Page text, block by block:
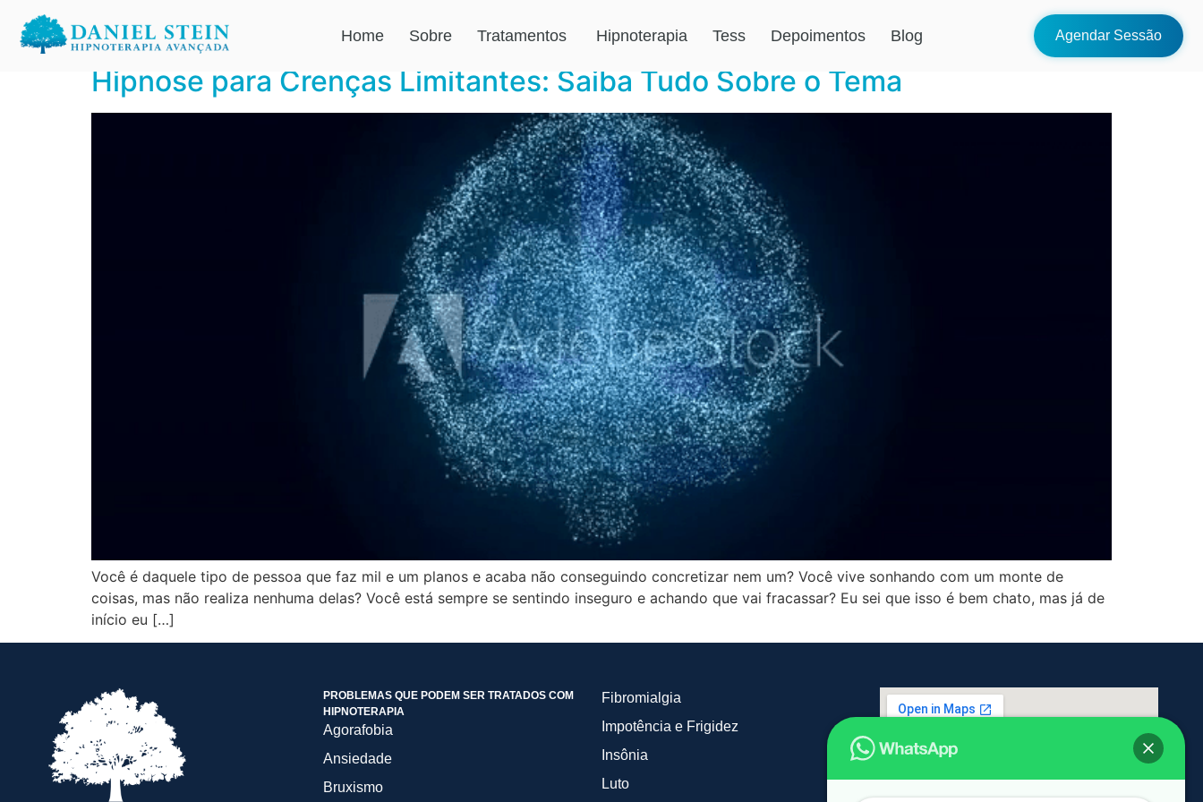
Home Sobre Tratamentos Hipnoterapia Tess Depoimentos Blog Agendar Sessão
Dia:15 de fevereiro de 2019
Hipnose para Crenças Limitantes: Saiba Tudo Sobre o Tema
Você é daquele tipo de pessoa que faz mil e um planos e acaba não conseguindo concretizar nem um? Você vive sonhando com um monte de
coisas, mas não realiza nenhuma delas? Você está sempre se sentindo inseguro e achando que vai fracassar? Eu sei que isso é bem chato, mas já de
início eu […]
PROBLEMAS QUE PODEM SER TRATADOS COM
HIPNOTERAPIA
Agorafobia
Ansiedade
Bruxismo
Fibromialgia
Impotência e Frigidez
Insônia
Luto